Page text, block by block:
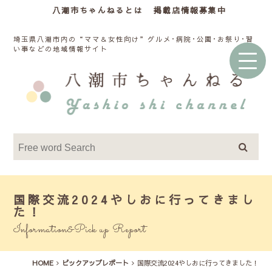
八潮市ちゃんねるとは 掲載店情報募集中
埼玉県八潮市内の“ママ＆女性向け”グルメ･病院･公園･お祭り･習
い事などの地域情報サイト
国際交流2024やしおに行ってきまし
た！
Information&Pick up Report
HOME ピックアップレポート 国際交流2024やしおに行ってきました！